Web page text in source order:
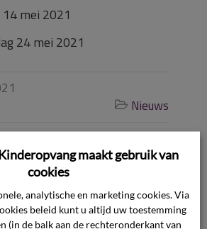
mei 2021
24 mei 2021
 Nieuws
en bijzondere data 2026
maakt gebruik van
cookies
analytische en marketing cookies. Via
beleid kunt u altijd uw toestemming
(in de balk aan de rechteronderkant van